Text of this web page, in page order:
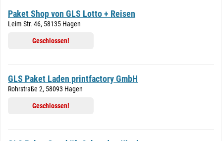
Paket Shop von GLS Lotto + Reisen
Leim Str. 46, 58135 Hagen
Geschlossen!
GLS Paket Laden printfactory GmbH
Rohrstraße 2, 58093 Hagen
Geschlossen!